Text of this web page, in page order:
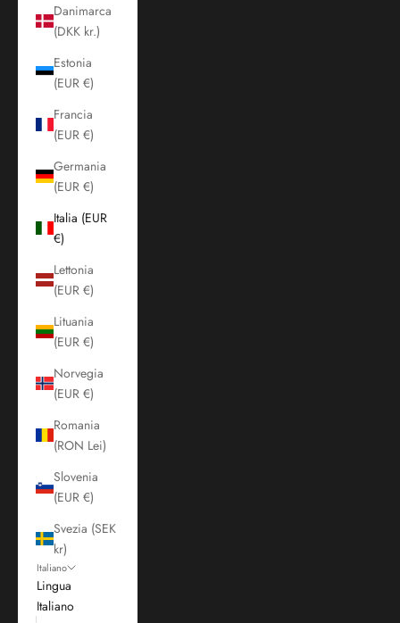
Danimarca
(DKK kr.)
Estonia
(EUR €)
Francia
(EUR €)
Germania
(EUR €)
Italia (EUR
€)
Lettonia
(EUR €)
Lituania
(EUR €)
Norvegia
(EUR €)
Romania
(RON Lei)
Slovenia
(EUR €)
Svezia (SEK
kr)
Italiano
Lingua
Italiano